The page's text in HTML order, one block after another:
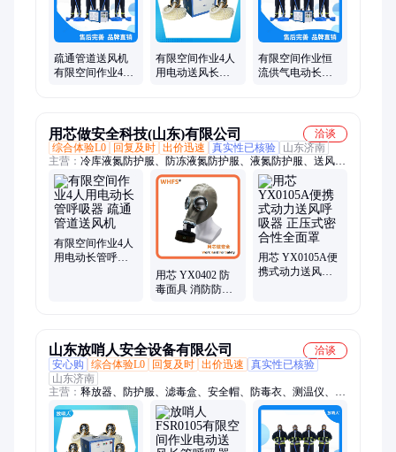
服、消防服、充填泵、防爆充气箱、自动苏生器
疏通管道送风机
有限空间作业4人
有限空间作业4人
用电动送风长管
有限空间作业恒
流供气电动长管
用芯做安全科技(山东)有限公司
洽谈
综合体验L0
回复及时 出价迅速 真实性已核验
山东济南
主营： 冷库液氮防护服、防冻液氮防护服、液氮防护服、送风式
长管呼吸器、低温防护服、防冻防护服、LNG防护服、LNG专用
低温防护、防飞溅液氮防护服、低温防护手套、高温环境避火
服、化工应急避火服、消防员避火防护服、隔热避火服、消防避
火服、铝箔避火防护服、消防员避火服、防毒面具、自救呼吸
器、空气呼吸器、防化服、洗眼器、自动苏生器、空气充填泵、
防护服
有限空间作业4人
用电动长管呼吸
用芯 YX0402 防
毒面具 消防防毒
用芯 YX0105A便
携式动力送风呼
山东放哨人安全设备有限公司
洽谈
安心购
综合体验L0 回复及时 出价迅速
真实性已核验
山东济南
主营： 释放器、防护服、滤毒盒、安全帽、防毒衣、测温仪、护
目镜、隔热服、救援服、防蜂服、重型防化服、大视野防毒面
具、鬼脸式防毒面具、小推车移动供气源、低温服、轻型防化
服、消防服、洗眼器